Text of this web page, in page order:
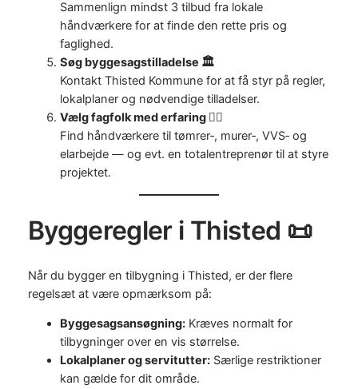
Sammenlign mindst 3 tilbud fra lokale
håndværkere for at finde den rette pris og
faglighed.
Søg byggesags­tilladelse 🏛️
Kontakt Thisted Kommune for at få styr på regler,
lokalplaner og nødvendige tilladelser.
Vælg fagfolk med erfaring 👷‍♀️
Find håndværkere til tømrer‑, murer‑, VVS‑ og
elarbejde — og evt. en totalentreprenør til at styre
projektet.
Byggeregler i Thisted 📜
Når du bygger en tilbygning i Thisted, er der flere
regelsæt at være opmærksom på:
Byggesags­ansøgning:Kræves normalt for
tilbygninger over en vis størrelse.
Lokalplaner og servitutter:Særlige restriktioner
kan gælde for dit område.